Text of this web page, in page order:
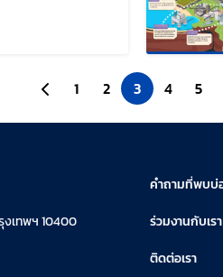
ไปยังหน้าก่อนหน้า
1 2 3 4 5
เทพฯ 10400
คำถามที่พบบ่
ร่วมงานกับเรา
ติดต่อเรา